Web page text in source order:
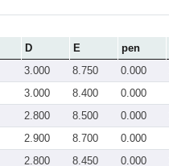
D E pen
3.000 8.750 0.000
3.000 8.400 0.000
2.800 8.500 0.000
2.900 8.700 0.000
2.800 8.450 0.000